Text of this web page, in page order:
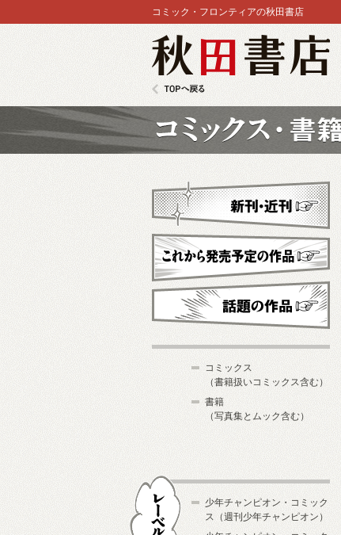
コミック・フロンティアの秋田書店
新刊・近刊
これから発売予定
コミックス
（書籍扱いコミックス含む）
書籍
（写真集とムック含む）
少年チャンピオン・コミック
ス（週刊少年チャンピオン）